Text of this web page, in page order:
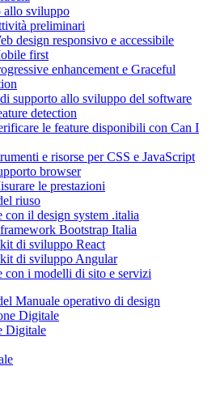
allo sviluppo
preliminari
design responsivo e accessibile
first
enhancement e Graceful
supporto allo sviluppo del software
detection
le feature disponibili con Can I
e risorse per CSS e JavaScript
browser
le prestazioni
riuso
con il design system .italia
Bootstrap Italia
di sviluppo React
di sviluppo Angular
con i modelli di sito e servizi
Manuale operativo di design
Digitale